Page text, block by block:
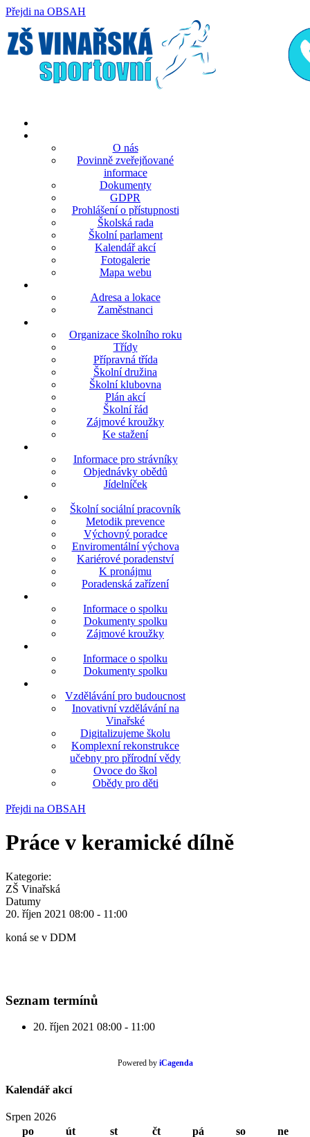
Přejdi na OBSAH
O nás
Povinně zveřejňované
informace
Dokumenty
GDPR
Prohlášení o přístupnosti
Školská rada
Školní parlament
Kalendář akcí
Fotogalerie
Mapa webu
Adresa a lokace
Zaměstnanci
Organizace školního roku
Třídy
Přípravná třída
Školní družina
Školní klubovna
Plán akcí
Školní řád
Zájmové kroužky
Ke stažení
Informace pro strávníky
Objednávky obědů
Jídelníček
Školní sociální pracovník
Metodik prevence
Výchovný poradce
Enviromentální výchova
Kariérové poradenství
K pronájmu
Poradenská zařízení
Informace o spolku
Dokumenty spolku
Zájmové kroužky
Informace o spolku
Dokumenty spolku
Vzdělávání pro budoucnost
Inovativní vzdělávání na
Vinařské
Digitalizujeme školu
Komplexní rekonstrukce
učebny pro přírodní vědy
Ovoce do škol
Obědy pro děti
Přejdi na OBSAH
Práce v keramické dílně
Kategorie:
ZŠ Vinařská
Datumy
20. říjen 2021 08:00 - 11:00
koná se v DDM
Seznam termínů
20. říjen 2021 08:00 - 11:00
Powered by iCagenda
Kalendář akcí
rok
měsíc
rok
měsíc
Srpen 2026
po
út st čt pá so
ne